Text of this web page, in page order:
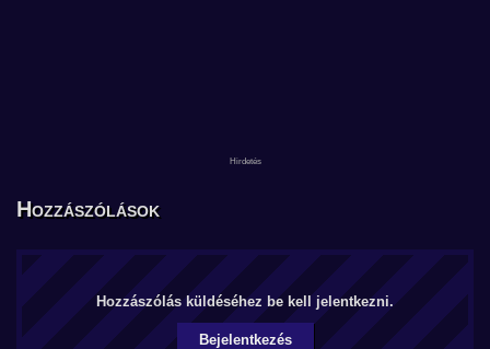
Hozzászólások
Hozzászólás küldéséhez be kell jelentkezni.
Bejelentkezés